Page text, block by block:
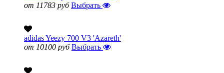
от 11783 руб Выбрать
adidas Yeezy 700 V3 'Azareth'
от 10100 руб Выбрать